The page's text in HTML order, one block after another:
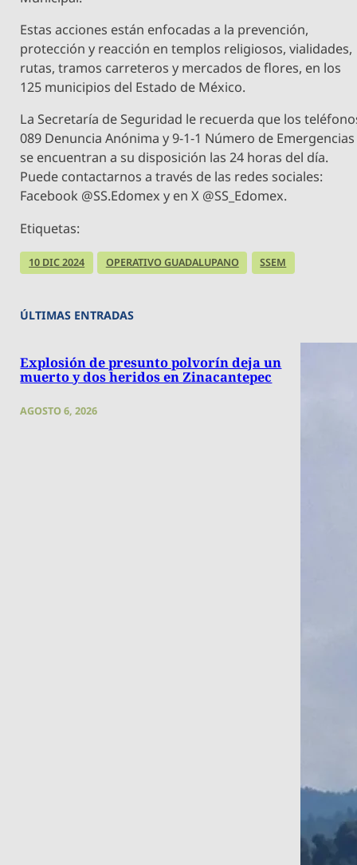
Estas acciones están enfocadas a la prevención,
protección y reacción en templos religiosos, vialidades,
rutas, tramos carreteros y mercados de flores, en los
125 municipios del Estado de México.
La Secretaría de Seguridad le recuerda que los
089 Denuncia Anónima y 9-1-1 Número de Emergencias
se encuentran a su disposición las 24 horas del día.
Puede contactarnos a través de las redes sociales:
Facebook @SS.Edomex y en X @SS_Edomex.
Etiquetas:
10 DIC 2024 OPERATIVO GUADALUPANO SSEM
ÚLTIMAS ENTRADAS
Explosión de presunto polvorín deja un
muerto y dos heridos en Zinacantepec
AGOSTO 6, 2026